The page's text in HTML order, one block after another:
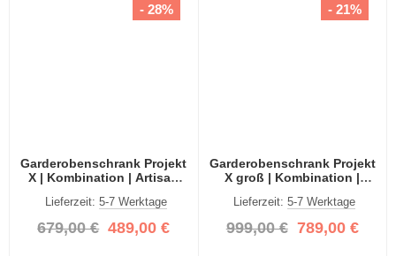
Garderobenschrank Projekt
X | Kombination | Artisan
teilig
Lieferzeit: 5-7 Werktage
679,00 € 489,00 €
- 28%
Garderobenschrank Projekt
X groß | Kombination |
| 4-teilig
Lieferzeit:5-7 Werktage
999,00 € 789,00 €
- 21%